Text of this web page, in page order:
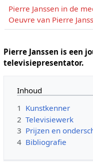
Pierre Janssen in de
Oeuvre van Pierre
Pierre Janssen is een
televisiepresentator.
Inhoud
1 Kunstkenner
2 Televisiewerk
3 Prijzen en
4 Bibliografie